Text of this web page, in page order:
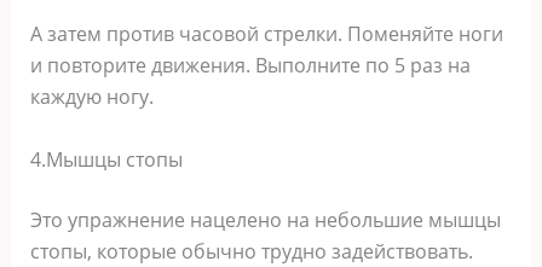
А затем против часовой стрелки. Поменяйте ноги
и повторите движения. Выполните по 5 раз на
каждую ногу.
4.Мышцы стопы
Это упражнение нацелено на небольшие мышцы
стопы, которые обычно трудно задействовать.